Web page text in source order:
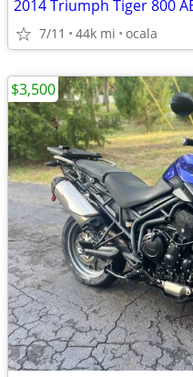
2014 Triumph Tiger 800
7/11 44k mi ocala
$3,500